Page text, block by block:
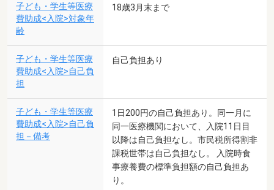
子ども・学生等医療
費助成<入院>対象年
齢
18歳3月末まで
子ども・学生等医療
費助成<入院>自己負
担
自己負担あり
子ども・学生等医療
費助成<入院>自己負
担－備考
1日200円の自己負担あり。同一月に
同一医療機関において、入院11日目
以降は自己負担なし。市民税所得割非
課税世帯は自己負担なし。 入院時食
事療養費の標準負担額の自己負担あ
り。